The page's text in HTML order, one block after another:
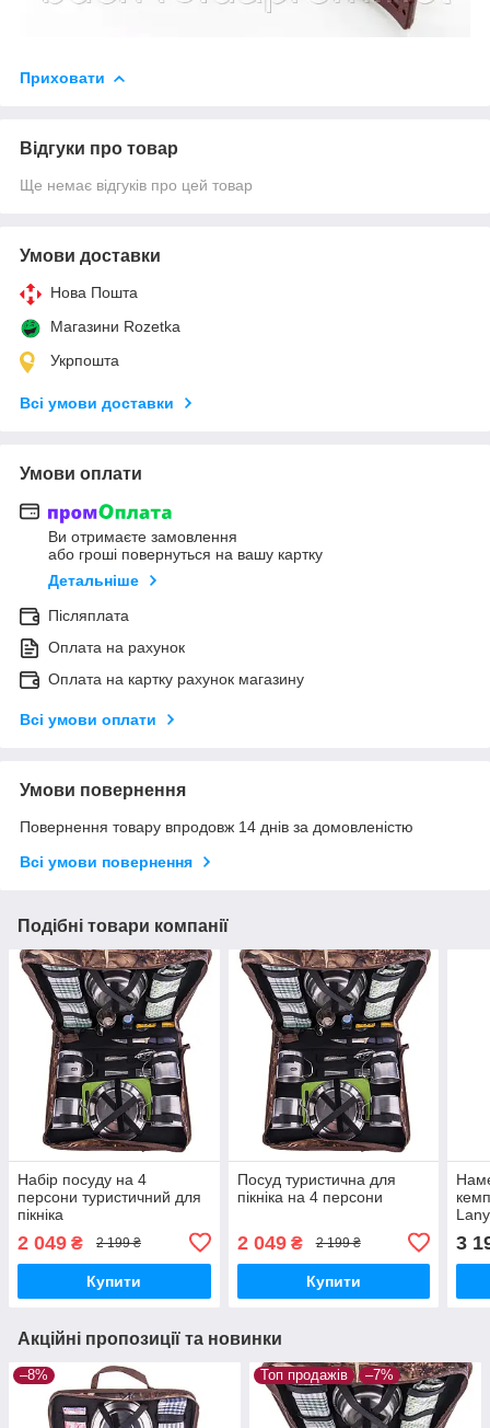
Приховати
Відгуки про товар
Ще немає відгуків про цей товар
Умови доставки
Нова Пошта
Магазини Rozetka
Укрпошта
Всі умови доставки
Умови оплати
Ви отримаєте замовлення
або гроші повернуться на вашу картку
Детальніше
Післяплата
Оплата на рахунок
Оплата на картку рахунок магазину
Всі умови оплати
Умови повернення
Повернення товару впродовж 14 днів за домовленістю
Всі умови повернення
Подібні товари компанії
Набір посуду на 4
персони туристичний для
пікніка
2 049 ₴ 2 199 ₴
Купити
Посуд туристична для
пікніка на 4 персони
2 049₴ 2 199 ₴
Купити
3
Акційні пропозиції та новинки
–8% Топ продажів –7%